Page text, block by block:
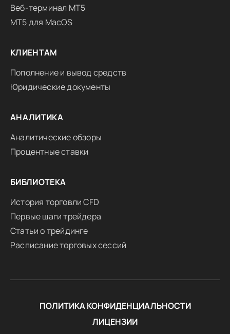
Веб-терминал MT5
MT5 для MacOS
КЛИЕНТАМ
Пополнение и вывод средств
Юридические документы
АНАЛИТИКА
Аналитические обзоры
Процентные ставки
БИБЛИОТЕКА
История торговли CFD
Первые шаги трейдера
Статьи о трейдинге
Расписание торговых сессий
ПОЛИТИКА КОНФИДЕНЦИАЛЬНОСТИ
ЛИЦЕНЗИИ